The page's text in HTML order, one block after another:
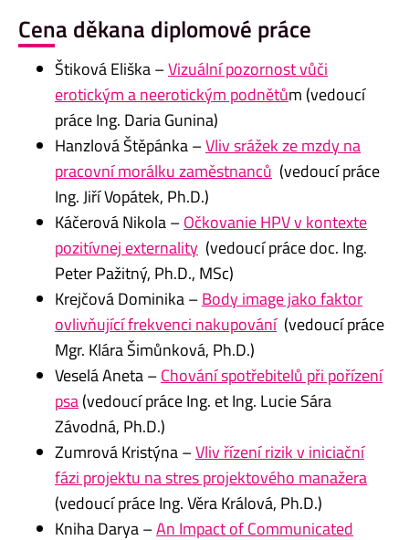
Cena děkana diplomové práce
Štiková Eliška –Vizuální pozornost vůči
erotickým a neerotickým podnětům (vedoucí
práce Ing. Daria Gunina)
Hanzlová Štěpánka –Vliv srážek ze mzdy na
pracovní morálku zaměstnanců (vedoucí práce
Ing. Jiří Vopátek, Ph.D.)
Káčerová Nikola –Očkovanie HPV v kontexte
pozitívnej externality (vedoucí práce doc. Ing.
Peter Pažitný, Ph.D., MSc)
Krejčová Dominika –Body image jako faktor
ovlivňující frekvenci nakupování(vedoucí práce
Mgr. Klára Šimůnková, Ph.D.)
Veselá Aneta –Chování spotřebitelů při pořízení
psa(vedoucí práce Ing. et Ing. Lucie Sára
Závodná, Ph.D.)
Zumrová Kristýna –Vliv řízení rizik v iniciační
fázi projektu na stres projektového manažera
(vedoucí práce Ing. Věra Králová, Ph.D.)
Kniha Darya –An Impact of Communicated